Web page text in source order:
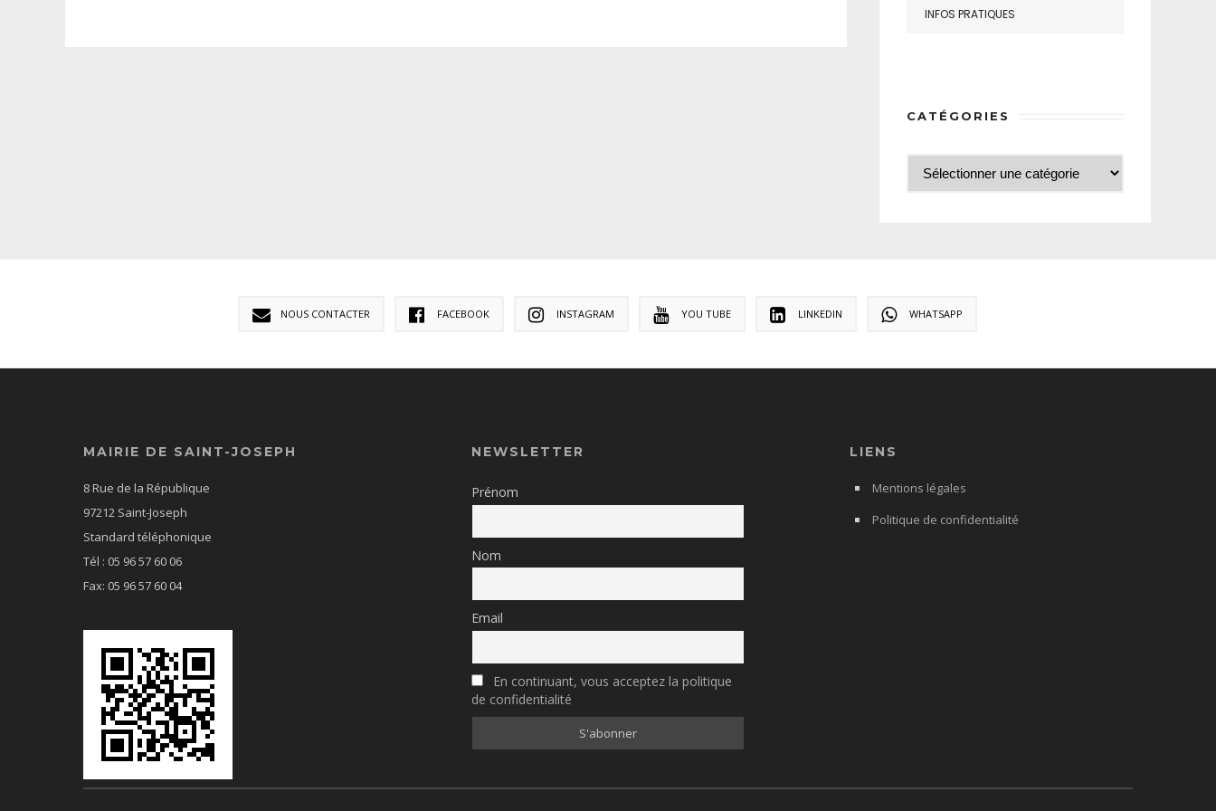
INFOS PRATIQUES
CATÉGORIES
NOUS CONTACTER FACEBOOK INSTAGRAM YOU TUBE LINKEDIN WHATSAPP
MAIRIE DE SAINT-JOSEPH
8 Rue de la République
97212 Saint-Joseph
Standard téléphonique
Tél : 05 96 57 60 06
Fax: 05 96 57 60 04
NEWSLETTER
Prénom
Nom
Email
En continuant, vous acceptez la politique
de confidentialité
LIENS
Mentions légales
Politique de confidentialité